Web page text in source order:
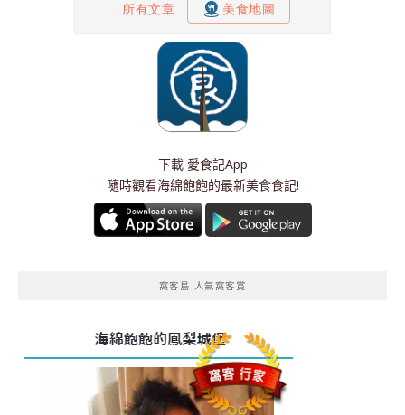
下載 愛食記App
隨時觀看海綿飽飽的最新美食食記!
窩客島 人氣窩客賞